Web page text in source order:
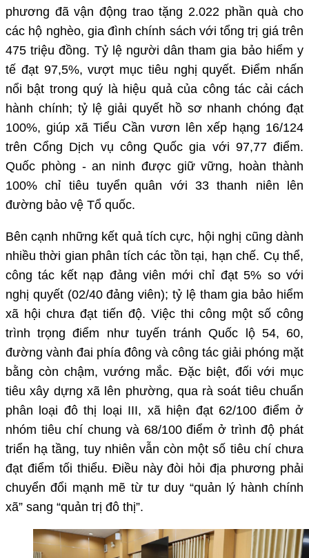
phương đã vận động trao tặng 2.022 phần quà cho
các hộ nghèo, gia đình chính sách với tổng trị giá trên
475 triệu đồng. Tỷ lệ người dân tham gia bảo hiểm y
tế đạt 97,5%, vượt mục tiêu nghị quyết. Điểm nhấn
nổi bật trong quý là hiệu quả của công tác cải cách
hành chính; tỷ lệ giải quyết hồ sơ nhanh chóng đạt
100%, giúp xã Tiểu Cần vươn lên xếp hạng 16/124
trên Cổng Dịch vụ công Quốc gia với 97,77 điểm.
Quốc phòng - an ninh được giữ vững, hoàn thành
100% chỉ tiêu tuyển quân với 33 thanh niên lên
đường bảo vệ Tổ quốc.
Bên cạnh những kết quả tích cực, hội nghị cũng dành
nhiều thời gian phân tích các tồn tại, hạn chế. Cụ thể,
công tác kết nạp đảng viên mới chỉ đạt 5% so với
nghị quyết (02/40 đảng viên); tỷ lệ tham gia bảo hiểm
xã hội chưa đạt tiến độ. Việc thi công một số công
trình trọng điểm như tuyến tránh Quốc lộ 54, 60,
đường vành đai phía đông và công tác giải phóng mặt
bằng còn chậm, vướng mắc. Đặc biệt, đối với mục
tiêu xây dựng xã lên phường, qua rà soát tiêu chuẩn
phân loại đô thị loại III, xã hiện đạt 62/100 điểm ở
nhóm tiêu chí chung và 68/100 điểm ở trình độ phát
triển hạ tầng, tuy nhiên vẫn còn một số tiêu chí chưa
đạt điểm tối thiểu. Điều này đòi hỏi địa phương phải
chuyển đổi mạnh mẽ từ tư duy “quản lý hành chính
xã” sang “quản trị đô thị”.